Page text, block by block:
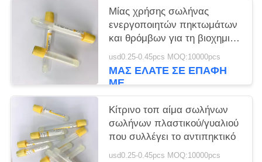
Μίας χρήσης σωλήνας
ενεργοποιητών πηκτωμάτων
και θρόμβων για τη βιοχημική
δοκιμή ορών έκτακτης
ανάγκης
usd0.25-0.45pcs MOQ:10000pcs
ΜΑΣ ΕΛΆΤΕ ΣΕ ΕΠΑΦΉ
ΜΕ
Κίτρινο τοπ αίμα σωλήνων
σωλήνων πλαστικού/γυαλιού
που συλλέγει το αντιπηκτικό
usd0.25-0.45pcs MOQ:10000pcs